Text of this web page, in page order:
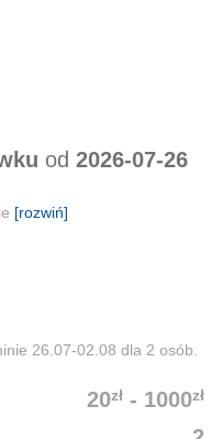
od 2026-07-26
[rozwiń]
26.07-02.08 dla 2 osób.
20zł - 1000zł